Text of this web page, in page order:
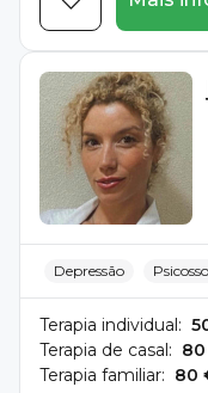
Depressão
Terapia individual:
Terapia de casal:
Terapia familiar: 80